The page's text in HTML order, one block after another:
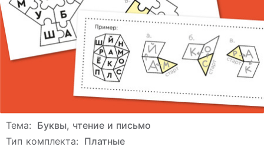
Тема: Буквы, чтение и письмо
Тип комплекта: Платные